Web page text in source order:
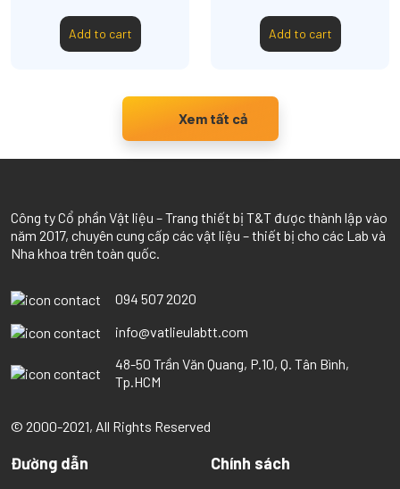
Add to cart Add to cart
Xem tất cả
Công ty Cổ phần Vật liệu – Trang thiết bị T&T được thành lập vào
năm 2017, chuyên cung cấp các vật liệu – thiết bị cho các Lab và
Nha khoa trên toàn quốc.
094 507 2020
info@vatlieulabtt.com
48-50 Trần Văn Quang, P.10, Q. Tân Bình,
Tp.HCM
© 2000-2021, All Rights Reserved
Đường dẫn Chính sách